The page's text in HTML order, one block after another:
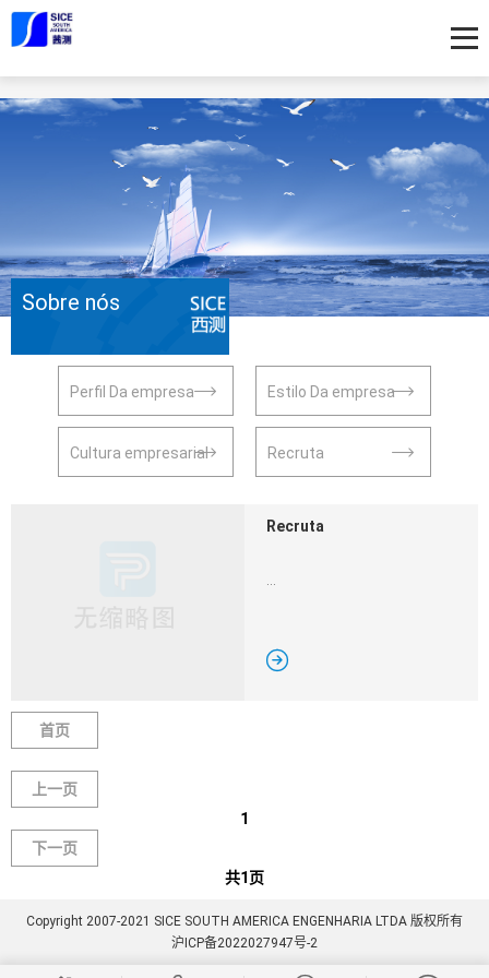
Sobre nós
Perfil Da empresa Estilo Da empresa
Cultura empresarial Recruta
Recruta
...

首页
上一页
1
下一页
共1页
Copyright 2007-2021 SICE SOUTH AMERICA ENGENHARIA LTDA 版权所有
沪ICP备2022027947号-2